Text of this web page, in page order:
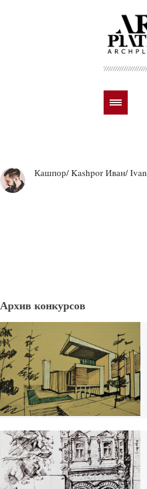
Кашпор/ Kashpor Иван/
Архив конкурсов